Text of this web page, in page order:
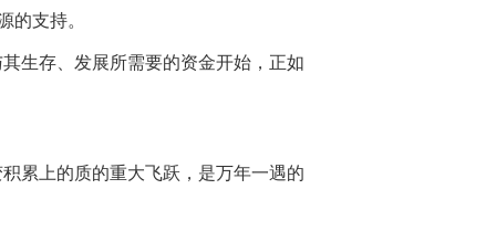
的支持。
生存、发展所需要的资金开始，正如
累上的质的重大飞跃，是万年一遇的